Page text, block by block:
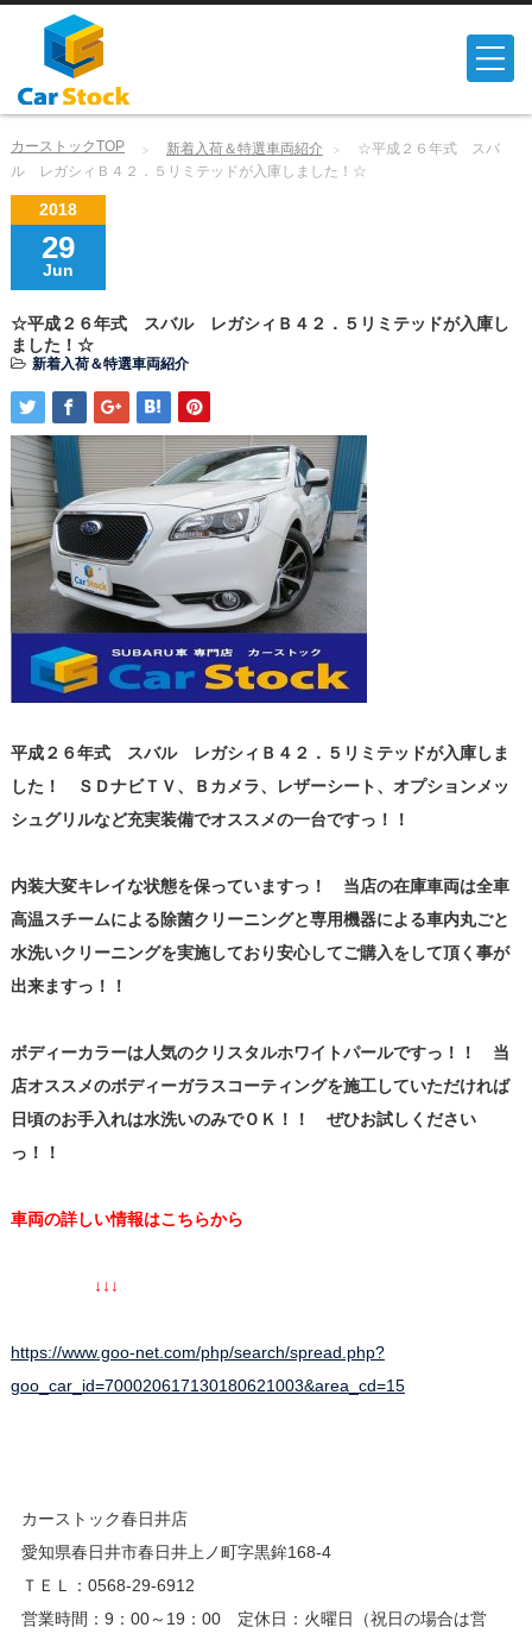
カーストックTOP 新着入荷＆特選車両紹介
☆平成２６年式 スバ
ル レガシィＢ４２．５リミテッドが入庫しました！☆
2018
29
Jun
☆平成２６年式 スバル レガシィＢ４２．５リミテッドが入庫し
ました！☆
新着入荷＆特選車両紹介
平成２６年式 スバル レガシィＢ４２．５リミテッドが入庫しま
した！ ＳＤナビＴＶ、Ｂカメラ、レザーシート、オプションメッ
シュグリルなど充実装備でオススメの一台ですっ！！
内装大変キレイな状態を保っていますっ！ 当店の在庫車両は全車
高温スチームによる除菌クリーニングと専用機器による車内丸ごと
水洗いクリーニングを実施しており安心してご購入をして頂く事が
出来ますっ！！
ボディーカラーは人気のクリスタルホワイトパールですっ！！ 当
店オススメのボディーガラスコーティングを施工していただければ
日頃のお手入れは水洗いのみでＯＫ！！ ぜひお試しください
っ！！
車両の詳しい情報はこちらから
↓↓↓
https://www.goo-net.com/php/search/spread.php?
goo_car_id=700020617130180621003&area_cd=15
カーストック春日井店
愛知県春日井市春日井上ノ町字黒鉾168-4
ＴＥＬ：0568-29-6912
営業時間：9：00～19：00 定休日：火曜日（祝日の場合は営